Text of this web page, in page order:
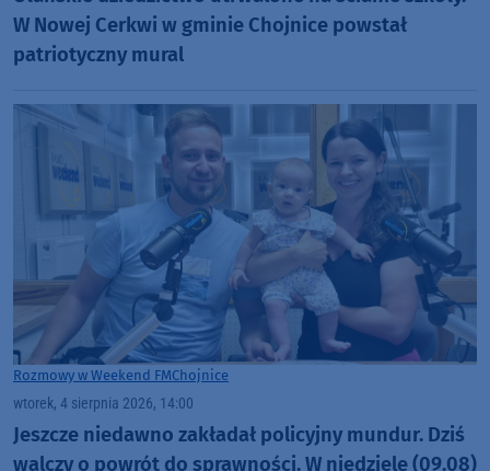
W Nowej Cerkwi w gminie Chojnice powstał
patriotyczny mural
Rozmowy w Weekend FMChojnice
wtorek, 4 sierpnia 2026, 14:00
Jeszcze niedawno zakładał policyjny mundur. Dziś
walczy o powrót do sprawności. W niedzielę (09.08)